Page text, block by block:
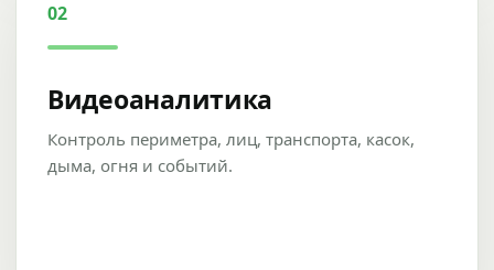
02
Видеоаналитика
Контроль периметра, лиц, транспорта, касок,
дыма, огня и событий.